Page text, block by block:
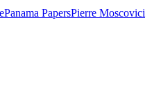
Panama PapersPierre Moscovici